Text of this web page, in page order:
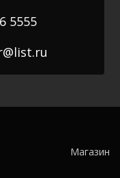
5555
Магазин